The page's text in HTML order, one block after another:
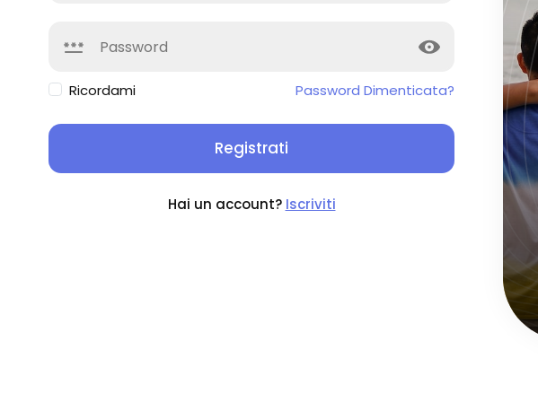
Ricordami Password Dimenticata?
Registrati
Hai un account? Iscriviti